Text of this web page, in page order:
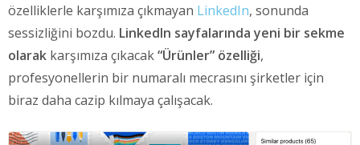
özelliklerle karşımıza çıkmayan LinkedIn, sonunda
sessizliğini bozdu. LinkedIn sayfalarında yeni bir sekme
olarak karşımıza çıkacak“Ürünler” özelliği,
profesyonellerin bir numaralı mecrasını şirketler için
biraz daha cazip kılmaya çalışacak.